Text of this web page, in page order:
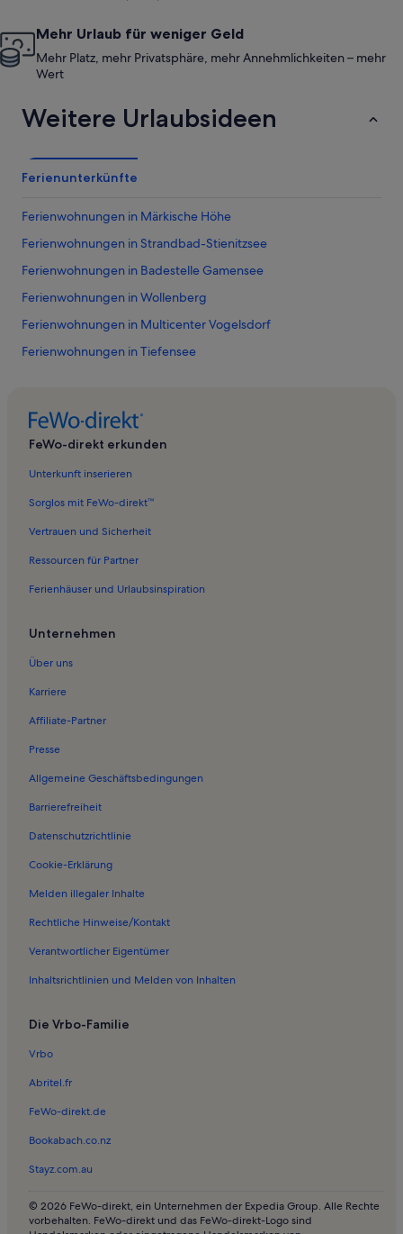
Mehr Urlaub für weniger Geld
Mehr Platz, mehr Privatsphäre, mehr Annehmlichkeiten – mehr
Wert
Weitere Urlaubsideen
Ferienunterkünfte
Ferienwohnungen in Märkische Höhe
Ferienwohnungen in Strandbad-Stienitzsee
Ferienwohnungen in Badestelle Gamensee
Ferienwohnungen in Wollenberg
Ferienwohnungen in Multicenter Vogelsdorf
Ferienwohnungen in Tiefensee
Ferienunterkünfte nahe Strausberg Nord S-Bahn
Ferienunterkünfte nahe Seefeld
Ferienwohnungen in Heckelberg-Brunow
Ferienwohnungen in Rehfelde
Ferienwohnungen in Neuenhagen bei Berlin
Ferienwohnungen in Vogelsdorf
Ferienwohnungen in Wilkendorf
Ferienwohnungen in Tassdorf
Ferienwohnungen in Rudersdorf
Ferienwohnungen in Reichenow-Möglin
Ferienwohnungen in Leuenberg
Ferienwohnungen in Altlandsberg
Ferienwohnungen in Prötzel
Ferienwohnungen in Gartenstadt
Ferienwohnungen in Frankenfelde
Ferienwohnungen in Fredersdorf
Ferienwohnungen in Beiersdorf-Freudenberg
Ferienwohnungen in Lichtenow
Ferienwohnungen in Waldsieversdorf
Ferienwohnungen in Naturpark Märkische Schweiz
Ferienwohnungen in Buckow
FeWo-direkt erkunden
Unterkunft inserieren
Sorglos mit FeWo-direkt™
Vertrauen und Sicherheit
Ressourcen für Partner
Ferienhäuser und Urlaubsinspiration
Unternehmen
Über uns
Karriere
Affiliate-Partner
Presse
Allgemeine Geschäftsbedingungen
Barrierefreiheit
Datenschutzrichtlinie
Cookie-Erklärung
Melden illegaler Inhalte
Rechtliche Hinweise/Kontakt
Verantwortlicher Eigentümer
Inhaltsrichtlinien und Melden von Inhalten
Die Vrbo-Familie
Vrbo
Abritel.fr
FeWo-direkt.de
Bookabach.co.nz
Stayz.com.au
© 2026 FeWo-direkt, ein Unternehmen der Expedia Group. Alle Rechte
vorbehalten. FeWo-direkt und das FeWo-direkt-Logo sind